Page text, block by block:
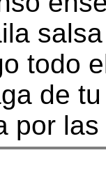
todo
de
por